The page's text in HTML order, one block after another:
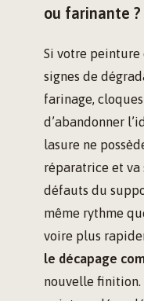
ou farinante ?
Si votre peinture
signes de
farinage,
d’abandonner
lasure ne
réparatrice et va
défauts du
même rythme
voire plus
le décapage
nouvelle finition.